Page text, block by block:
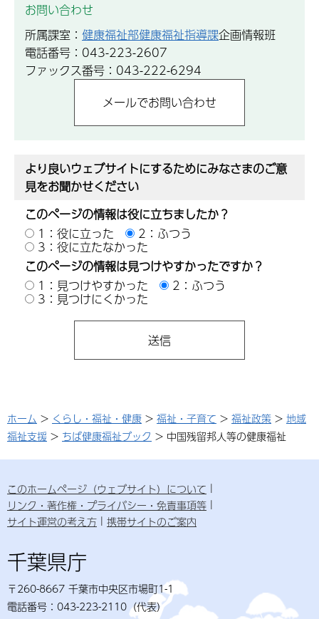
お問い合わせ
所属課室： 健康福祉部健康福祉指導課企画情報班
電話番号：043-223-2607
ファックス番号：043-222-6294
より良いウェブサイトにするためにみなさまのご意
見をお聞かせください
このページの情報は役に立ちましたか？
1：役に立った
2：ふつう
3：役に立たなかった
このページの情報は見つけやすかったですか？
1：見つけやすかった
2：ふつう
3：見つけにくかった
ホーム > くらし・福祉・健康 > 福祉・子育て > 福祉政策 > 地域
福祉支援 > ちば健康福祉ブック > 中国残留邦人等の健康福祉
このホームページ（ウェブサイト）について
リンク・著作権・プライバシー・免責事項等
サイト運営の考え方
携帯サイトのご案内
千葉県庁
〒260-8667 千葉市中央区市場町1-1
電話番号：043-223-2110（代表）